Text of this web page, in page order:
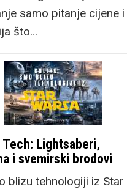
samo pitanje cijene i
što…
Tech: Lightsaberi,
i svemirski brodovi
blizu tehnologiji iz Star